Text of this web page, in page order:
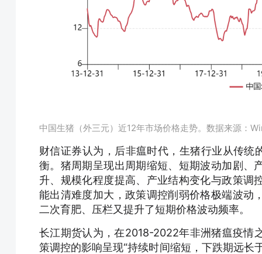
中国生猪（外三元）近12年市场价格走势。数据来源：
财信证券认为，后非瘟时代，生猪行业从传统
衡。猪周期呈现出周期缩短、短期波动加剧、
升、规模化程度提高、产业结构变化与政策调
能出清难度加大，政策调控削弱价格极端波动
二次育肥、压栏又提升了短期价格波动频率。
长江期货认为，在2018-2022年非洲猪瘟疫情
策调控的影响呈现“持续时间缩短，下跌期远长